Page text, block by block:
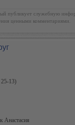
публикует служебную
ценными комментариями.
13)
Анастасия